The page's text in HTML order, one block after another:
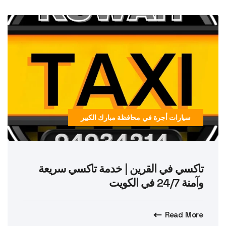
سيارات أجرة في محافظة مبارك الكبير
تاكسي في القرين | خدمة تاكسي سريعة
وآمنة 24/7 في الكويت
Read More